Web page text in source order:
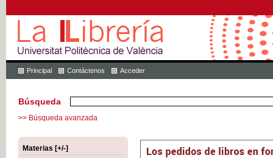
Principal Contáctenos Acceder
Búsqueda
>> Búsqueda avanzada
Materias [+/-]